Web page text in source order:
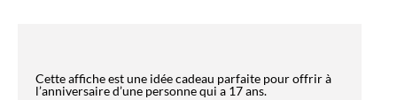
Cette affiche est une idée cadeau parfaite pour offrir à
l’anniversaire d’une personne qui a 17 ans.